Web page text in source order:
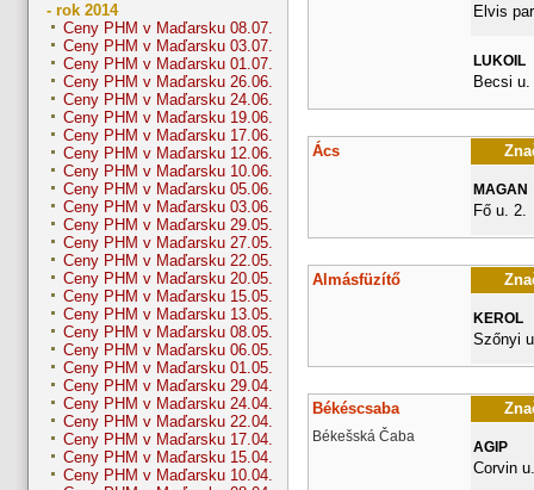
- rok 2014
Ceny PHM v Maďarsku 08.07.
Ceny PHM v Maďarsku 03.07.
Ceny PHM v Maďarsku 01.07.
Ceny PHM v Maďarsku 26.06.
Ceny PHM v Maďarsku 24.06.
Ceny PHM v Maďarsku 19.06.
Ceny PHM v Maďarsku 17.06.
Ceny PHM v Maďarsku 12.06.
Ceny PHM v Maďarsku 10.06.
Ceny PHM v Maďarsku 05.06.
Ceny PHM v Maďarsku 03.06.
Ceny PHM v Maďarsku 29.05.
Ceny PHM v Maďarsku 27.05.
Ceny PHM v Maďarsku 22.05.
Ceny PHM v Maďarsku 20.05.
Ceny PHM v Maďarsku 15.05.
Ceny PHM v Maďarsku 13.05.
Ceny PHM v Maďarsku 08.05.
Ceny PHM v Maďarsku 06.05.
Ceny PHM v Maďarsku 01.05.
Ceny PHM v Maďarsku 29.04.
Ceny PHM v Maďarsku 24.04.
Ceny PHM v Maďarsku 22.04.
Ceny PHM v Maďarsku 17.04.
Ceny PHM v Maďarsku 15.04.
Ceny PHM v Maďarsku 10.04.
Elvis
LUKOIL
Becsi u.
Ács
MAGAN
Fő u. 2.
Almásfüzítő
KEROL
Szőnyi u
Békéscsaba
Békešská Čaba
AGIP
Corvin